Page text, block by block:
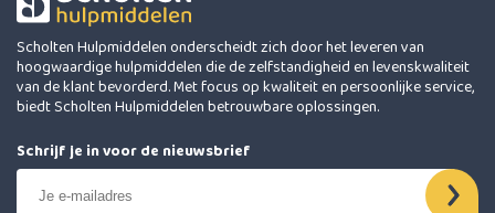
Scholten Hulpmiddelen onderscheidt zich door het leveren van
hoogwaardige hulpmiddelen die de zelfstandigheid en levenskwaliteit
van de klant bevorderd. Met focus op kwaliteit en persoonlijke service,
biedt Scholten Hulpmiddelen betrouwbare oplossingen.
Schrijf je in voor de nieuwsbrief